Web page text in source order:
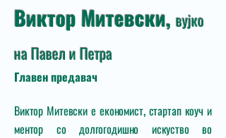
Виктор Митевски, вујко
на Павел и Петра
Главен предавач
Виктор Митевски е економист, стартап коуч и
ментор со долгогодишно искуство во